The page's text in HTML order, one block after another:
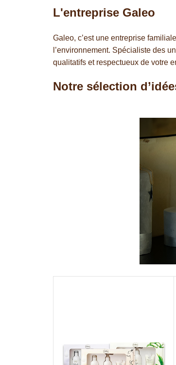
L'entreprise Galeo
Galeo, c’est une entreprise
l’environnement. Spécialiste des
qualitatifs et respectueux de votre
Notre sélection